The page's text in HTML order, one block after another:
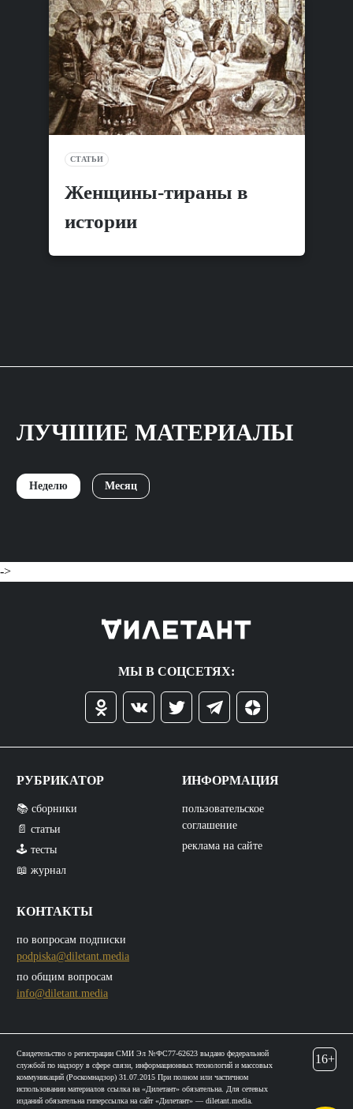
СТАТЬИ
Женщины-тираны в
истории
ЛУЧШИЕ МАТЕРИАЛЫ
Неделю Месяц
->
МЫ В СОЦСЕТЯХ:
РУБРИКАТОР
📚 сборники
📄 статьи
🕹️ тесты
📖 журнал
КОНТАКТЫ
по вопросам подписки
podpiska@diletant.media
по общим вопросам
info@diletant.media
ИНФОРМАЦИЯ
пользовательское
соглашение
реклама на сайте
Свидетельство о регистрации СМИ Эл №ФС77-62623 выдано федеральной
службой по надзору в сфере связи, информационных технологий и массовых
коммуникаций (Роскомнадзор) 31.07.2015 При полном или частичном
использовании материалов ссылка на «Дилетант» обязательна. Для сетевых
изданий обязательна гиперссылка на сайт «Дилетант» — diletant.media.
16+